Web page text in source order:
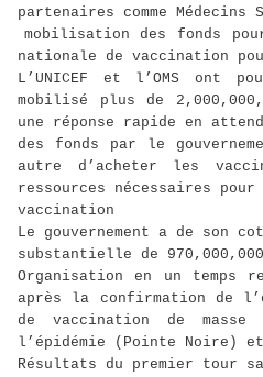
partenaires comme Médecins
mobilisation des fonds
nationale de vaccination
L’UNICEF et l’OMS ont
mobilisé plus de
une réponse rapide en
des fonds par le
autre d’acheter les
ressources nécessaires pour
vaccination
Le gouvernement a de son
substantielle de
Organisation en un temps
après la confirmation de
de vaccination de
l’épidémie (Pointe Noire)
Résultats du premier tour